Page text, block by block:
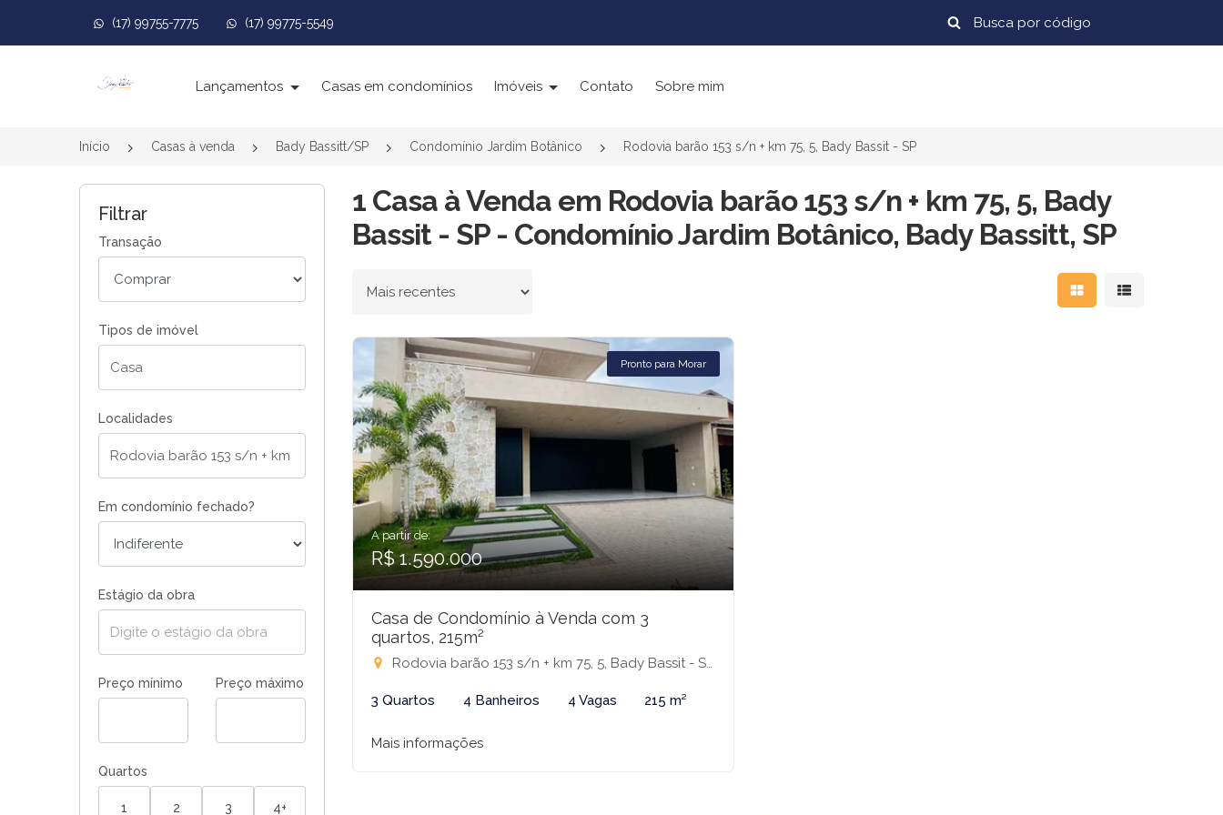
(17) 99755-7775 (17) 99775-5549
Página inicial
Lançamentos Casas em condomínios Imóveis Contato Sobre mim
Início Casas à venda Bady Bassitt/SP Condomínio Jardim Botânico Rodovia barão 153 s/n + km 75, 5, Bady Bassit - SP
Filtrar
Transação
Tipos de imóvel
Localidades
Em condomínio fechado?
Estágio da obra
Preço mínimo Preço máximo
Quartos
1 2 3 4+
1 Casa à Venda em Rodovia barão 153 s/n + km 75, 5, Bady
Bassit - SP - Condomínio Jardim Botânico, Bady Bassitt, SP
Ordenar por Mostrar resultados
Mostrar
Pronto para Morar
A partir de:
R$ 1.590.000
Casa de Condomínio à Venda com 3
quartos, 215m²
Rodovia barão 153 s/n + km 75, 5, Bady Bassit - SP, Sn - Condomínio Jardim Botânico, Bady Bassitt-SP
3 Quartos 4 Banheiros 4 Vagas 215 m²
Mais informações